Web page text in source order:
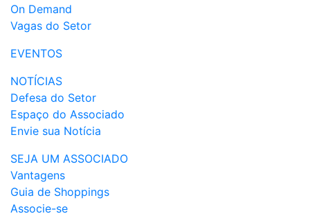
On Demand
Vagas do Setor
EVENTOS
NOTÍCIAS
Defesa do Setor
Espaço do Associado
Envie sua Notícia
SEJA UM ASSOCIADO
Vantagens
Guia de Shoppings
Associe-se